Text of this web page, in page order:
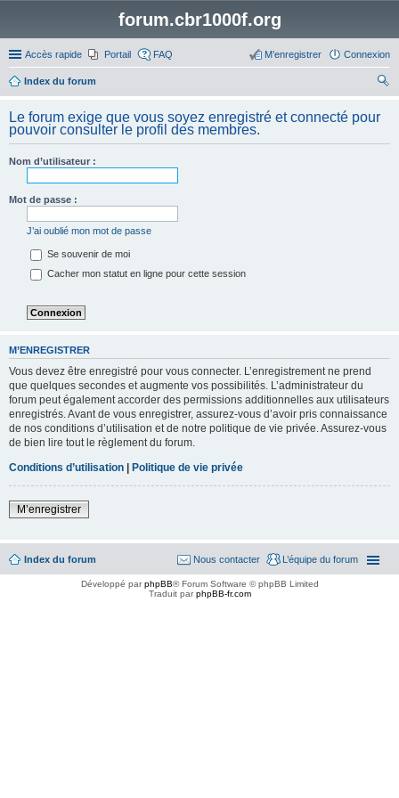
forum.cbr1000f.org
Accès rapide Portail FAQ Connexion
M’enregistrer
Index du forum
her
ch
Le forum exige que vous soyez enregistré et connecté pour
pouvoir consulter le profil des membres.
Nom d’utilisateur :
Mot de passe :
J’ai oublié mon mot de passe
Se souvenir de moi
Cacher mon statut en ligne pour cette session
M’ENREGISTRER
Vous devez être enregistré pour vous connecter. L’enregistrement ne prend
que quelques secondes et augmente vos possibilités. L’administrateur du
forum peut également accorder des permissions additionnelles aux utilisateurs
enregistrés. Avant de vous enregistrer, assurez-vous d’avoir pris connaissance
de nos conditions d’utilisation et de notre politique de vie privée. Assurez-vous
de bien lire tout le règlement du forum.
Conditions d’utilisation | Politique de vie privée
M’enregistrer
Index du forum L’équipe du forum
Nous contacter
Développé parphpBB® Forum Software © phpBB Limited
Traduit parphpBB-fr.com